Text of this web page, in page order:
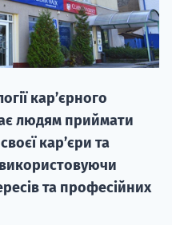
кар’єрного
людям приймати
кар’єри та
та професійних
НАБІР
вступ на